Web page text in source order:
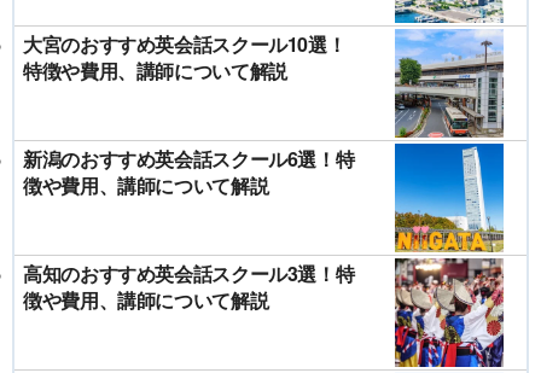
大宮のおすすめ英会話スクール10選！
特徴や費用、講師について解説
新潟のおすすめ英会話スクール6選！特
徴や費用、講師について解説
高知のおすすめ英会話スクール3選！特
徴や費用、講師について解説